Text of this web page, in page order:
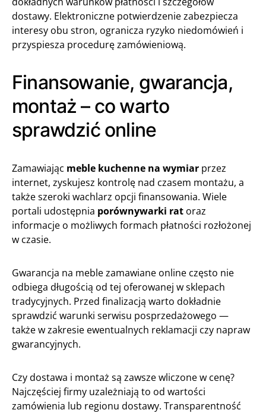
dostawy. Elektroniczne potwierdzenie zabezpiecza
interesy obu stron, ogranicza ryzyko niedomówień i
przyspiesza procedurę zamówieniową.
Finansowanie, gwarancja,
montaż – co warto
sprawdzić online
Zamawiając meble kuchenne na wymiar przez
internet, zyskujesz kontrolę nad czasem montażu, a
także szeroki wachlarz opcji finansowania. Wiele
portali udostępnia porównywarki rat oraz
informacje o możliwych formach płatności rozłożonej
w czasie.
Gwarancja na meble zamawiane online często nie
odbiega długością od tej oferowanej w sklepach
tradycyjnych. Przed finalizacją warto dokładnie
sprawdzić warunki serwisu posprzedażowego —
także w zakresie ewentualnych reklamacji czy napraw
gwarancyjnych.
Czy dostawa i montaż są zawsze wliczone w cenę?
Najczęściej firmy uzależniają to od wartości
zamówienia lub regionu dostawy. Transparentność